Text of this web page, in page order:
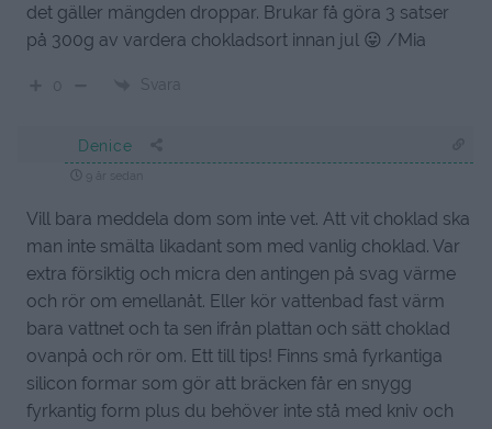
det gäller mängden droppar. Brukar få göra 3 satser
på 300g av vardera chokladsort innan jul 😛 /Mia
Svara
Denice
Vill bara meddela dom som inte vet. Att vit choklad ska
man inte smälta likadant som med vanlig choklad. Var
extra försiktig och micra den antingen på svag värme
och rör om emellanåt. Eller kör vattenbad fast värm
bara vattnet och ta sen ifrån plattan och sätt choklad
ovanpå och rör om. Ett till tips! Finns små fyrkantiga
silicon formar som gör att bräcken får en snygg
fyrkantig form plus du behöver inte stå med kniv och